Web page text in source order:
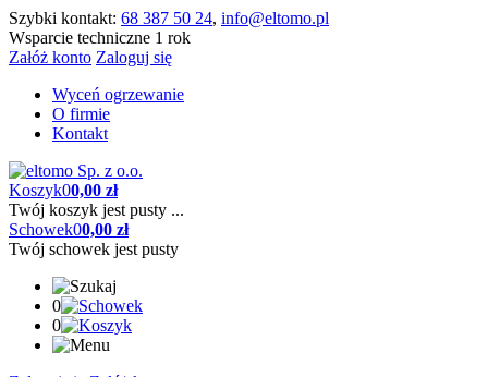
Szybki kontakt: 68 387 50 24, info@eltomo.pl
Wsparcie techniczne 1 rok
Załóż konto Zaloguj się
Wyceń ogrzewanie
O firmie
Kontakt
Koszyk00,00 zł
Twój koszyk jest pusty ...
Schowek00,00 zł
Twój schowek jest pusty
0
0